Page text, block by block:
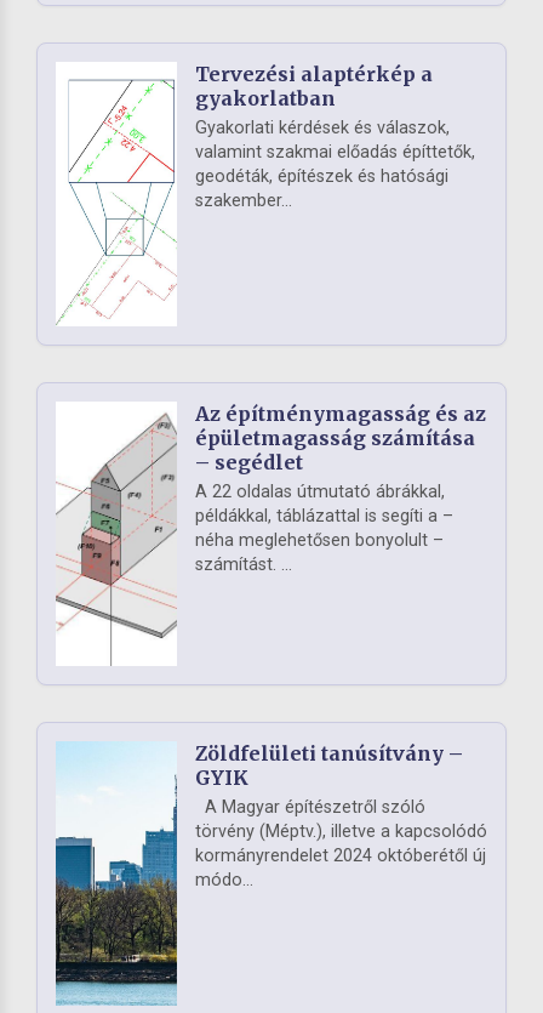
Tervezési alaptérkép a
gyakorlatban
Gyakorlati kérdések és válaszok,
valamint szakmai előadás építtetők,
geodéták, építészek és hatósági
szakember...
Az építménymagasság és az
épületmagasság számítása
– segédlet
A 22 oldalas útmutató ábrákkal,
példákkal, táblázattal is segíti a –
néha meglehetősen bonyolult –
számítást. ...
Zöldfelületi tanúsítvány –
GYIK
A Magyar építészetről szóló
törvény (Méptv.), illetve a kapcsolódó
kormányrendelet 2024 októberétől új
módo...